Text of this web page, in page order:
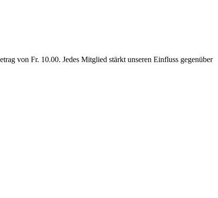
von Fr. 10.00. Jedes Mitglied stärkt unseren Einfluss gegenüber